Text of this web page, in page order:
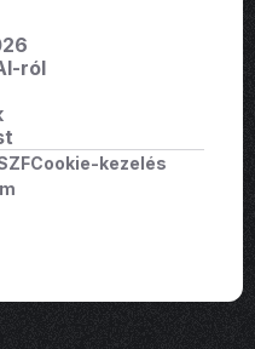
ról
Cookie-kezelés